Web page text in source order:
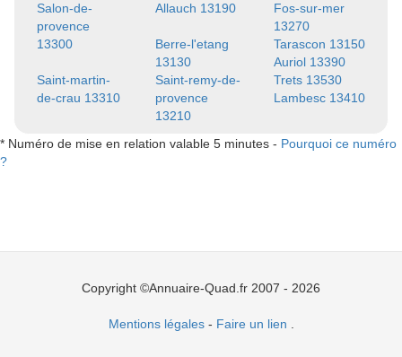
Salon-de-
provence
13300
Allauch 13190
Fos-sur-mer
13270
Berre-l'etang
13130
Tarascon 13150
Auriol 13390
Saint-martin-
de-crau 13310
Saint-remy-de-
provence
13210
Trets 13530
Lambesc 13410
* Numéro de mise en relation valable 5 minutes - Pourquoi ce numéro
?
Copyright ©Annuaire-Quad.fr 2007 - 2026
Mentions légales- Faire un lien